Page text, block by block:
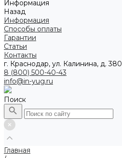
Информация
Назад
Информация
Способы оплаты
Гарантии
Статьи
Контакты
г. Краснодар, ул. Калинина, д. 380
8 (800) 500-40-43
info@in-yug.ru
Поиск
Главная